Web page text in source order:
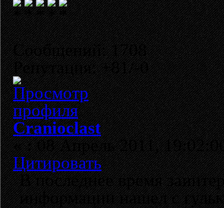
Сообщений: 1708
Репутация: +81/-0
Cranioclast
«:08 Апрель 2011,
Цитировать
В последнее время
информации нашел с